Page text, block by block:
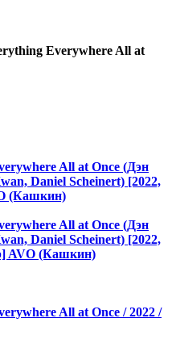
Everywhere All at
All at Once (Дэн
Daniel Scheinert) [2022,
(Кашкин)
All at Once (Дэн
Daniel Scheinert) [2022,
AVO (Кашкин)
All at Once / 2022 /